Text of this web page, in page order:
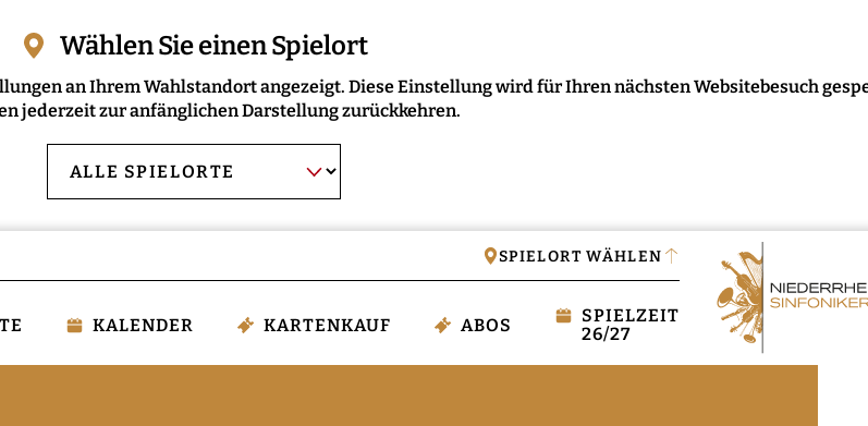
SPIELORT WÄHLEN
Wählen Sie einen Spielort
an Ihrem Wahlstandort angezeigt. Diese Einstellung wird für Ihren nächsten Websitebesuch
jederzeit zur anfänglichen Darstellung zurückkehren.
KALENDER KARTENKAUF ABOS
SPIELZEIT
26/27